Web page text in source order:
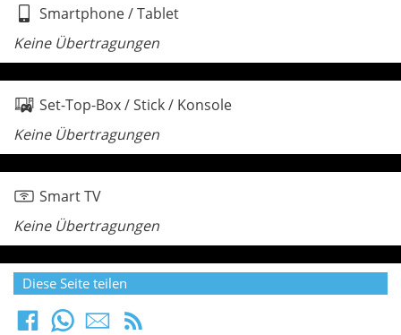
Smartphone / Tablet
Keine Übertragungen
Set-Top-Box / Stick / Konsole
Keine Übertragungen
Smart TV
Keine Übertragungen
Diese Seite teilen